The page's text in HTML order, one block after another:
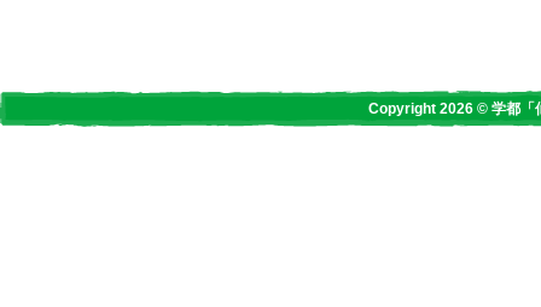
Copyright 2026 © 学都「